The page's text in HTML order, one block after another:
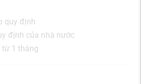
quy định
định của nhà nước
1 tháng